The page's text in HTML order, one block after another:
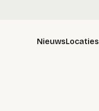
NieuwsLocaties